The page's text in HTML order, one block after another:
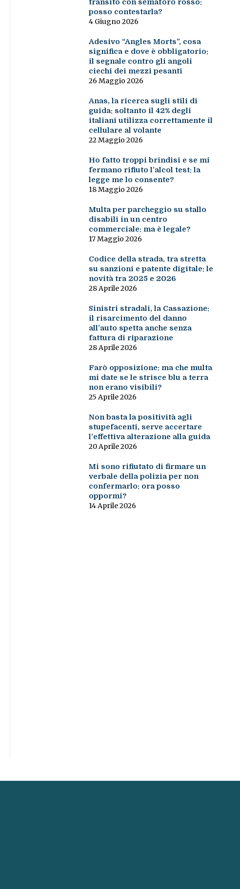
transito con semaforo rosso:
posso contestarla?
4 Giugno 2026
Adesivo “Angles Morts”, cosa
significa e dove è obbligatorio:
il segnale contro gli angoli
ciechi dei mezzi pesanti
26 Maggio 2026
Anas, la ricerca sugli stili di
guida: soltanto il 42% degli
italiani utilizza correttamente il
cellulare al volante
22 Maggio 2026
Ho fatto troppi brindisi e se mi
fermano rifiuto l’alcol test: la
legge me lo consente?
18 Maggio 2026
Multa per parcheggio su stallo
disabili in un centro
commerciale: ma è legale?
17 Maggio 2026
Codice della strada, tra stretta
su sanzioni e patente digitale: le
novità tra 2025 e 2026
28 Aprile 2026
Sinistri stradali, la Cassazione:
il risarcimento del danno
all’auto spetta anche senza
fattura di riparazione
28 Aprile 2026
Farò opposizione: ma che multa
mi date se le strisce blu a terra
non erano visibili?
25 Aprile 2026
Non basta la positività agli
stupefacenti, serve accertare
l’effettiva alterazione alla guida
20 Aprile 2026
Mi sono rifiutato di firmare un
verbale della polizia per non
confermarlo: ora posso
oppormi?
14 Aprile 2026